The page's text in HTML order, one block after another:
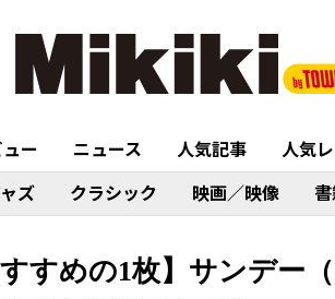
ー ニュース 人気記事
人気
ズ クラシック 映画／映像
すめの1枚】サンデー（